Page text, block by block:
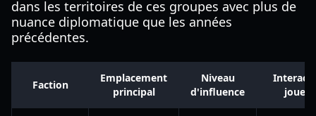
dans les territoires de ces groupes avec plus de
nuance diplomatique que les années
précédentes.
Faction
Emplacement
principal
Niveau
d'influence
joueur